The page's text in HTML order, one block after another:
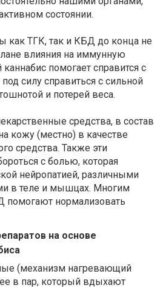
состоянии.
как ТГК, так и КБД до конца не
влияния на иммунную
помогает справится с
силу справиться с сильной
и потерей веса.
средства, в состав
кожу (местно) в качестве
средства. Также эти
с болью, которая
нейропатией, различными
в теле и мышцах. Многим
помогают нормализовать
на основе
(механизм нагревающий
в пар, который вдыхают